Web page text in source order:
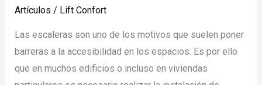
Artículos / Lift Confort
Las escaleras son uno de los motivos que suelen poner
barreras a la accesibilidad en los espacios. Es por ello
que en muchos edificios o incluso en viviendas